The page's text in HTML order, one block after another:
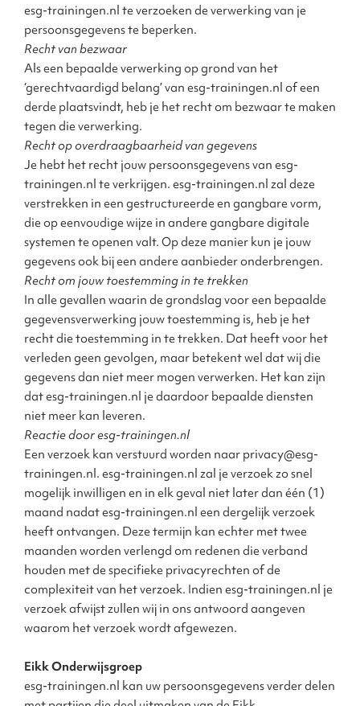
esg-trainingen.nl te verzoeken de verwerking van je
persoonsgegevens te beperken.
Recht van bezwaar
Als een bepaalde verwerking op grond van het
‘gerechtvaardigd belang’ van esg-trainingen.nl of een
derde plaatsvindt, heb je het recht om bezwaar te maken
tegen die verwerking.
Recht op overdraagbaarheid van gegevens
Je hebt het recht jouw persoonsgegevens van esg-
trainingen.nl te verkrijgen. esg-trainingen.nl zal deze
verstrekken in een gestructureerde en gangbare vorm,
die op eenvoudige wijze in andere gangbare digitale
systemen te openen valt. Op deze manier kun je jouw
gegevens ook bij een andere aanbieder onderbrengen.
Recht om jouw toestemming in te trekken
In alle gevallen waarin de grondslag voor een bepaalde
gegevensverwerking jouw toestemming is, heb je het
recht die toestemming in te trekken. Dat heeft voor het
verleden geen gevolgen, maar betekent wel dat wij die
gegevens dan niet meer mogen verwerken. Het kan zijn
dat esg-trainingen.nl je daardoor bepaalde diensten
niet meer kan leveren.
Reactie door esg-trainingen.nl
Een verzoek kan verstuurd worden naar privacy@esg-
trainingen.nl. esg-trainingen.nl zal je verzoek zo snel
mogelijk inwilligen en in elk geval niet later dan één (1)
maand nadat esg-trainingen.nl een dergelijk verzoek
heeft ontvangen. Deze termijn kan echter met twee
maanden worden verlengd om redenen die verband
houden met de specifieke privacyrechten of de
complexiteit van het verzoek. Indien esg-trainingen.nl je
verzoek afwijst zullen wij in ons antwoord aangeven
waarom het verzoek wordt afgewezen.
Eikk Onderwijsgroep
esg-trainingen.nl kan uw persoonsgegevens verder delen